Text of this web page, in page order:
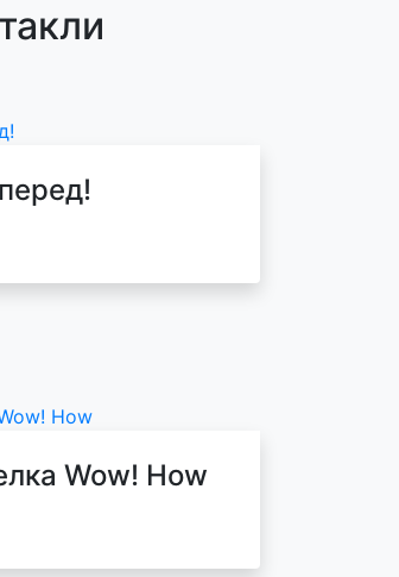
Wow! How